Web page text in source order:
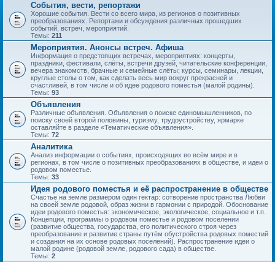
События, вести, репортажи
Хорошие события. Вести со всего мира, из регионов о позитивных
преобразованиях. Репортажи и обсуждения различных прошедших
событий, встреч, мероприятий.
Темы: 211
Мероприятия. Анонсы встреч. Афиша
Информация о предстоящих встречах, мероприятиях: концерты,
праздники, фестивали, слёты, встречи друзей, читательские конференции,
вечера знакомств, брачные и семейные слёты; курсы, семинары, лекции,
круглые столы о том, как сделать весь мир вокруг прекрасней и
счастливей, в том числе и об идее родового поместья (малой родины).
Темы: 93
Объявления
Различные объявления. Объявления о поиске единомышленников, по
поиску своей второй половины, туризму, трудоустройству, ярмарке
оставляйте в разделе «Тематические объявления».
Темы: 72
Аналитика
Анализ информации о событиях, происходящих во всём мире и в
регионах, в том числе о позитивных преобразованиях в обществе, и идеи о
родовом поместье.
Темы: 33
Идея родового поместья и её распространение в обществе
Счастье на земле размером один гектар: сотворение пространства Любви
на своей земле родовой, образ жизни в гармонии с природой. Обоснование
идеи родового поместья: экономическое, экологическое, социальное и т.п.
Концепции, программы о родовом поместье и родовом поселении
(развитие общества, государства, его политического строя через
преобразование и развитие страны путём обустройства родовых поместий
и создания на их основе родовых поселений). Распространение идеи о
малой родине (родовой земле, родового сада) в обществе.
Темы: 2